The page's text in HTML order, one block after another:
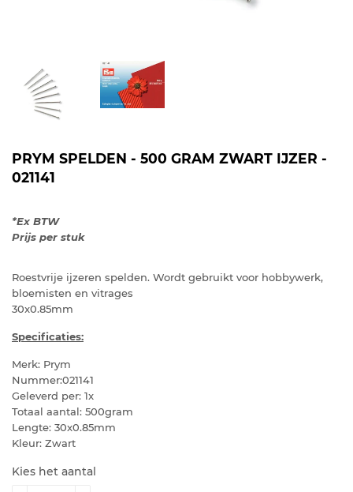
PRYM SPELDEN - 500 GRAM ZWART IJZER -
021141
*Ex BTW
Prijs per stuk
Roestvrije ijzeren spelden. Wordt gebruikt voor hobbywerk,
bloemisten en vitrages
30x0.85mm
Specificaties:
Merk: Prym
Nummer:021141
Geleverd per: 1x
Totaal aantal: 500gram
Lengte: 30x0.85mm
Kleur: Zwart
Kies het aantal